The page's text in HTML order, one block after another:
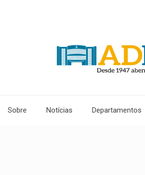
Sobre Notícias Departamentos